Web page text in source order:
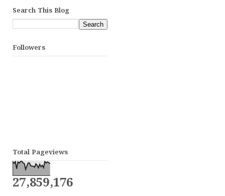
Search This Blog
Followers
Total Pageviews
27,859,176